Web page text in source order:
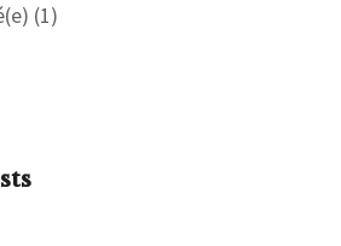
(1)